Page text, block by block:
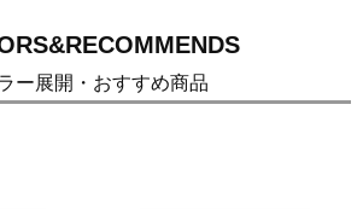
ー展開・おすすめ商品